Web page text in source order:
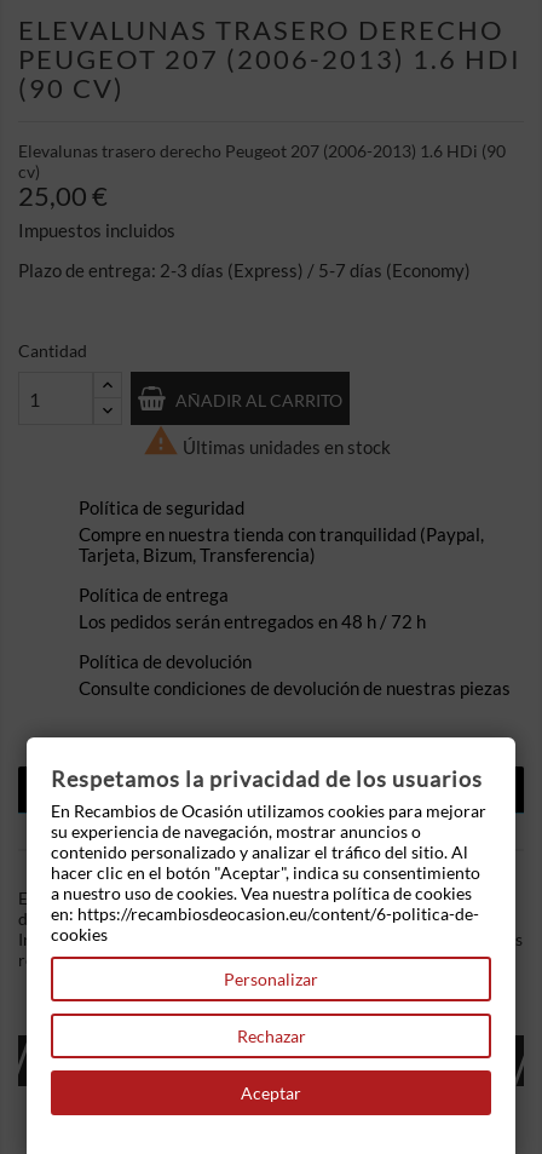
ELEVALUNAS TRASERO DERECHO
PEUGEOT 207 (2006-2013) 1.6 HDI
(90 CV)
Elevalunas trasero derecho Peugeot 207 (2006-2013) 1.6 HDi (90
cv)
25,00 €
Impuestos incluidos
Plazo de entrega: 2-3 días (Express) / 5-7 días (Economy)
Cantidad
AÑADIR AL CARRITO
 Últimas unidades en stock
Política de seguridad
Compre en nuestra tienda con tranquilidad (Paypal,
Tarjeta, Bizum, Transferencia)
Política de entrega
Los pedidos serán entregados en 48 h / 72 h
Política de devolución
Consulte condiciones de devolución de nuestras piezas
DESCRIPCIÓN
DETALLES DEL PRODUCTO
En Recambios de Ocasion disponemos de Elevalunas trasero
derecho Peugeot 207 (2006-2013) 1.6 HDi (90 cv) .Referencia
Interna: 01170951249112. Manual. Ademas, disponemos de mas
recambios, si tiene cualquier duda consultenos.
16 OTROS PRODUCTOS EN LA MISMA
CATEGORÍA:
Respetamos la privacidad de los usuarios
En Recambios de Ocasión utilizamos cookies para mejorar
su experiencia de navegación, mostrar anuncios o
contenido personalizado y analizar el tráfico del sitio. Al
hacer clic en el botón "Aceptar", indica su consentimiento
a nuestro uso de cookies. Vea nuestra política de cookies
en: https://recambiosdeocasion.eu/content/6-politica-de-
cookies
Personalizar
Rechazar
Aceptar